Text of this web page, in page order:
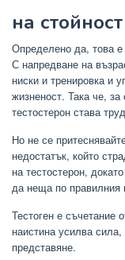
на
Определено да, това е
С напредване на
ниски и тренировка и
жизненост. Така че,
тестостерон става
Но не се
недостатък, който
на тестостерон,
да неща по правилния
Тестоген е съчетание
наистина усилва
представяне.